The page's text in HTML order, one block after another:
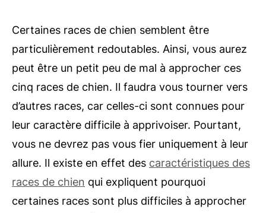
Certaines races de chien semblent être
particulièrement redoutables. Ainsi, vous aurez
peut être un petit peu de mal à approcher ces
cinq races de chien. Il faudra vous tourner vers
d’autres races, car celles-ci sont connues pour
leur caractère difficile à apprivoiser. Pourtant,
vous ne devrez pas vous fier uniquement à leur
allure. Il existe en effet des caractéristiques des
races de chien qui expliquent pourquoi
certaines races sont plus difficiles à approcher